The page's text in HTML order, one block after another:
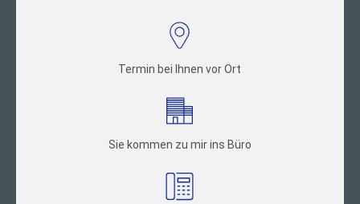
Termin bei Ihnen vor Ort
Sie kommen zu mir ins Büro